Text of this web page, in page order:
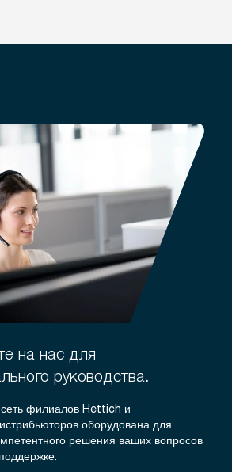
на нас для
руководства.
филиалов Hettich и
оборудована для
решения ваших вопросов